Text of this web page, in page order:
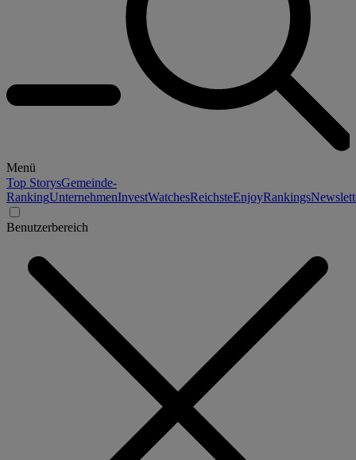
Menü
Top StorysGemeinde-
RankingUnternehmenInvestWatchesReichsteEnjoyRankings
Benutzerbereich